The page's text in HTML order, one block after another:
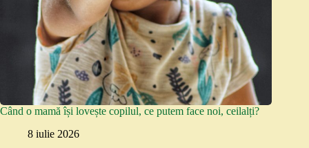
Când o mamă își lovește copilul, ce putem face noi, ceilalți?
8 iulie 2026